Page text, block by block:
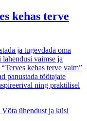
kehas terve
ja tugevdada oma
vaimse ja
kehas terve vaim”
panustada töötajate
ning praktilisel
ühendust ja küsi